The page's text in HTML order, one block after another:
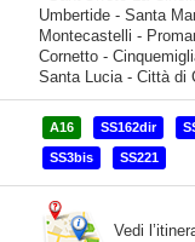
A16 SS162dir
SS3bis SS221
Vedi